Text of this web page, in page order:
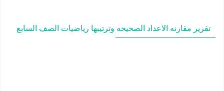
تقرير مقارنه الاعداد الصحيحه وترتيبها رياضيات الصف السابع